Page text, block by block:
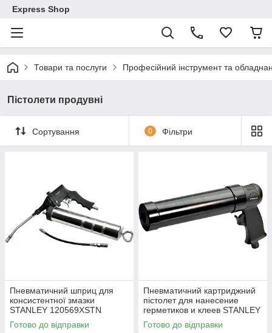
Express Shop
Товари та послуги Професійний інструмент та
Пістолети продувні
Сортування 0 Фільтри
Пневматичний шприц для
консистентної змазки
STANLEY 120569XSTN
витрата повітря 100 л/хв
максимальний тиск 6 Бар
Готово до відправки
Пневматичний картриджний
пістолет для нанесение
герметиков и клеев STANLEY
120573XSTN витрата повітря
100 л/хв
Готово до відправки